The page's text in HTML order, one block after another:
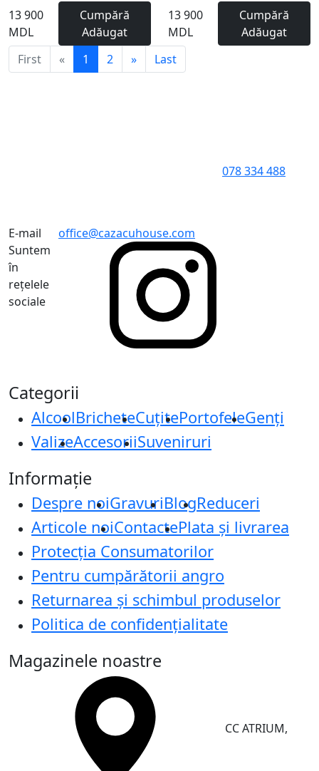
13 900
MDL
Cumpără
Adăugat
13 900
MDL
Cumpără
Adăugat
First
« 1 2 » Last
078 334 488
E-mail
office@cazacuhouse.com
Suntem
în
rețelele
sociale
Categorii
AlcoolBricheteCuțitePortofeleGenți
ValizeAccesoriiSuveniruri
Informație
Despre noiGravuriBlogReduceri
Articole noiContactePlata și livrarea
Protecţia Consumatorilor
Pentru cumpărătorii angro
Returnarea și schimbul produselor
Politica de confidențialitate
Magazinele noastre
CC ATRIUM,